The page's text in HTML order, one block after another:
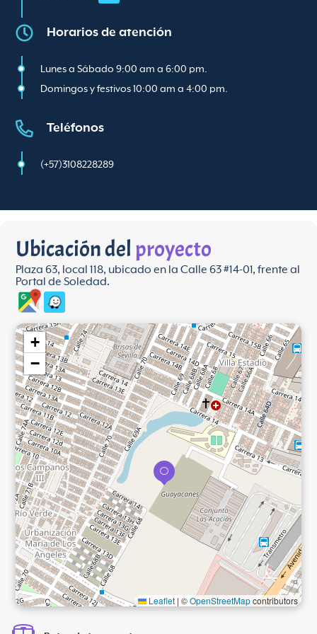
Horarios de atención
Lunes a Sábado 9:00 am a 6:00 pm.
Domingos y festivos 10:00 am a 4:00 pm.
Teléfonos
(+57)3108228289
Ubicación del proyecto
Plaza 63, local 118, ubicado en la Calle 63 #14-01, frente al
Portal de Soledad.
+
−
Leaflet | ©OpenStreetMapcontributors